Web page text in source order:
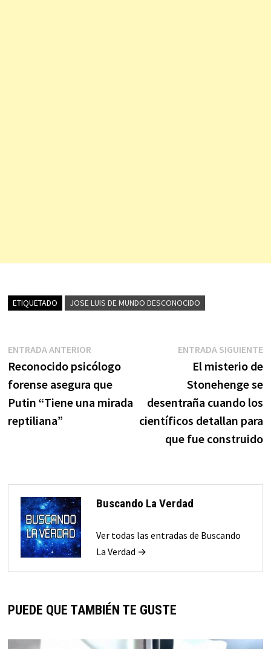
ETIQUETADO JOSE LUIS DE MUNDO DESCONOCIDO
Navegación
de
entradas
ENTRADA ANTERIOREntrada
anterior:
Reconocido psicólogo
forense asegura que
Putin “Tiene una mirada
reptiliana”
ENTRADA SIGUIENTE
El misterio de
Stonehenge se
desentraña cuando los
científicos detallan para
que fue construido
Buscando La Verdad
Ver todas las entradas de Buscando
La Verdad →
PUEDE QUE TAMBIÉN TE GUSTE